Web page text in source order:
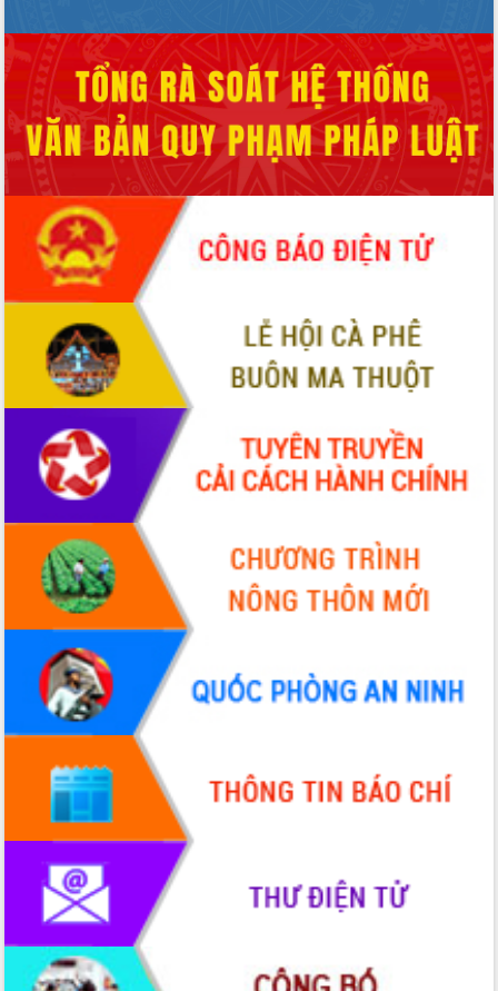
Khơi thông điểm nghẽn, đẩy nhanh
giải ngân vốn khắc phục thiên tai
HĐND tỉnh thông qua điều chỉnh Quy
hoạch tỉnh thời kỳ 2021-2030
Hội thảo góp ý hồ sơ điều chỉnh quy
hoạch tỉnh Đắk Lắk thời kỳ 2021-2030,
tầm nhìn đến năm 2050
Nâng cao hiệu quả hoạt động của các
doanh nghiệp nhà nước
Hội nghị triển khai kết nối mạng
truyền số liệu chuyên dùng phục vụ cơ
quan Đảng, Nhà nước
Lễ phát động chuỗi hoạt động chung
tay làm sạch môi trường
Xã Ea Kar bước chuyển mình trong
công tác cải cách hành chính mô hình
UBND tỉnh họp báo định kỳ tháng 4
năm 2026
Hội thảo khoa học “Giải pháp thúc đẩy
phát triển nền kinh tế xanh tại tỉnh
Đắk Lắk”
Tăng cường giám sát, đôn đốc thực
hiện nhiệm vụ quản lý tài sản công
hàng tuần
Tháo gỡ những vướng mắc, đẩy mạnh
công tác cải cách thủ tục hành chính
tại Trung tâm Phục vụ hành chính
công tỉnh
Đắk Lắk: Tôn vinh 46 giải pháp tại Hội
thi Sáng tạo Kỹ thuật 2024 - 2025
Đắk Lắk rà soát, điều chỉnh Đề án 190
về phát triển nuôi trồng thủy sản
Phó Chủ tịch UBND tỉnh Đắk Lắk
Trương Công Thái kiểm tra thực địa
Dự án cao tốc Khánh Hòa - Buôn Ma
Thuột
Định vị cà phê Việt Nam như một “di
sản sống” trong dòng chảy toàn cầu